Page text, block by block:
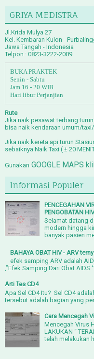
GRIYA MEDISTRA
Jl.Krida Mulya 27
Kel. Kembaran Kulon -
Jawa Tangah - Indonesia
Telpon : 0823-3222-2009
BUKA PRAKTEK
Senin - Sabtu
Jam 16 - 20 WIB
Hari libur Perjanjian
Rute
Jika naik pesawat terbang
bisa naik kendaraan umum/
Jika naik kereta api turun
sebaiknya Naik Taxi ( ± 20
Gunakan GOOGLE MAPS
Informasi Populer
PENCEGAHAN
PENGOBATAN
Selamat datang
modern hingga
banyak pasien
BAHAYA OBAT HIV - ARV
efek samping ARV adalah
,”Efek Samping Dari Obat AIDS
Arti Tes CD4
Apa Sel CD4 Itu? Sel CD4
tersebut adalah bagian yang
Cara Mencegah
Mencegah Virus
LAKUKAN “
telah melakukan